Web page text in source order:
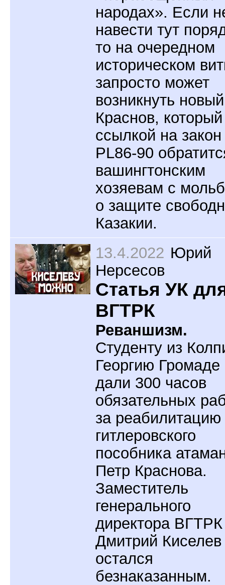
народах». Если
навести тут
то на очередном
историческом
запросто может
возникнуть новый
Краснов,
ссылкой на закон
PL86-90
вашингтонским
хозяевам с
о защите
Казакии.
13.4.2022 Юрий
Нерсесов
Статья УК
ВГТРК
Реваншизм.
Студенту из
Георгию Громаде
дали 300 часов
обязательных
за реабилитацию
гитлеровского
пособника
Петр Краснова.
Заместитель
генерального
директора ВГТРК
Дмитрий Киселев
остался
безнаказанным.